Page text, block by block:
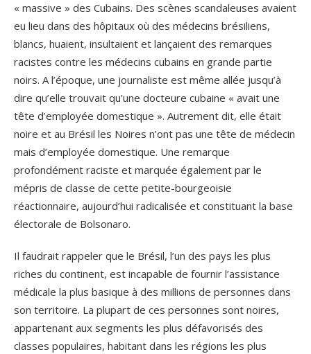
« massive » des Cubains. Des scènes scandaleuses avaient
eu lieu dans des hôpitaux où des médecins brésiliens,
blancs, huaient, insultaient et lançaient des remarques
racistes contre les médecins cubains en grande partie
noirs. A l’époque, une journaliste est même allée jusqu’à
dire qu’elle trouvait qu’une docteure cubaine « avait une
tête d’employée domestique ». Autrement dit, elle était
noire et au Brésil les Noires n’ont pas une tête de médecin
mais d’employée domestique. Une remarque
profondément raciste et marquée également par le
mépris de classe de cette petite-bourgeoisie
réactionnaire, aujourd’hui radicalisée et constituant la base
électorale de Bolsonaro.
Il faudrait rappeler que le Brésil, l’un des pays les plus
riches du continent, est incapable de fournir l’assistance
médicale la plus basique à des millions de personnes dans
son territoire. La plupart de ces personnes sont noires,
appartenant aux segments les plus défavorisés des
classes populaires, habitant dans les régions les plus